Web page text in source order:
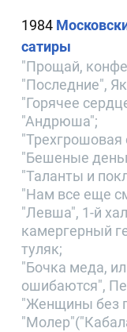
1984
сатиры
"Прощай,
"Последние",
"Горячее
"Андрюша";
"Бешеные
"Таланты и
"Нам все еще
"Левша", 1-й
камергерный
туляк;
"Бочка меда,
ошибаются",
"Женщины без